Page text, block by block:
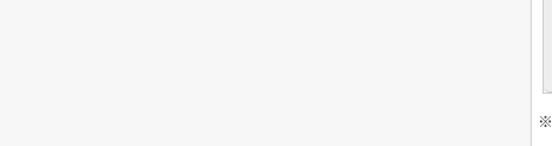
※